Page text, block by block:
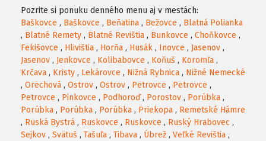
Pozrite si ponuku denného menu aj v mestách:
Baškovce , Baškovce , Beňatina , Bežovce , Blatná Polianka
, Blatné Remety , Blatné Revištia , Bunkovce , Choňkovce ,
Fekišovce , Hlivištia , Horňa , Husák , Inovce , Jasenov ,
Jasenov , Jenkovce , Kolibabovce , Koňuš , Koromľa ,
Krčava , Kristy , Lekárovce , Nižná Rybnica , Nižné Nemecké
, Orechová , Ostrov , Ostrov , Petrovce , Petrovce ,
Petrovce , Pinkovce , Podhoroď, Porostov , Porúbka ,
Porúbka , Porúbka , Porúbka , Priekopa , Remetské Hámre
, Ruská Bystrá , Ruskovce , Ruskovce , Ruský Hrabovec ,
Sejkov , Svätuš , Tašuľa , Tibava , Úbrež , Veľké Revištia ,